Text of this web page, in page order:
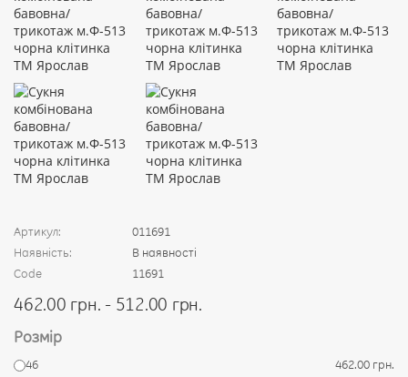
Артикул:
011691
Наявність:
В наявності
Code
11691
462.00 грн. - 512.00 грн.
Розмір
46
462.00 грн.